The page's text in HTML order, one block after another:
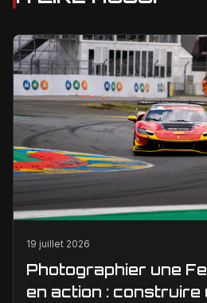
19 juillet 2026
Photographier une
en action : construire